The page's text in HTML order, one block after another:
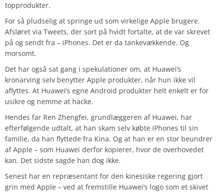
topprodukter.
For så pludselig at springe ud som virkelige Apple brugere.
Afsløret via Tweets, der sort på hvidt fortalte, at de var skrevet
på og sendt fra – iPhones. Det er da tankevækkende. Og
morsomt.
Det har også sat gang i spekulationer om, at Huawei’s
kronarving selv benytter Apple produkter, når hun ikke vil
aflyttes. At Huawei’s egne Android produkter helt enkelt er for
usikre og nemme at hacke.
Hendes far Ren Zhengfei, grundlæggeren af Huawei, har
efterfølgende udtalt, at han skam selv købte iPhones til sin
familie, da han flyttede fra Kina. Og at han er en stor beundrer
af Apple – som Huawei derfor kopierer, hvor de overhovedet
kan. Det sidste sagde han dog ikke.
Senest har en repræsentant for den kinesiske regering gjort
grin med Apple – ved at fremstille Huawei’s logo som et skivet